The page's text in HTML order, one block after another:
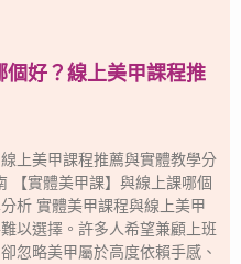
個好？線上美甲課程推
上美甲課程推薦與實體教學分
【實體美甲課】與線上課哪個
析 實體美甲課程與線上美甲
以選擇。許多人希望兼顧上班
忽略美甲屬於高度依賴手感、